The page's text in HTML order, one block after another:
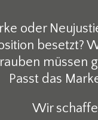
oder
besetzt?
müssen
Passt das
Wir